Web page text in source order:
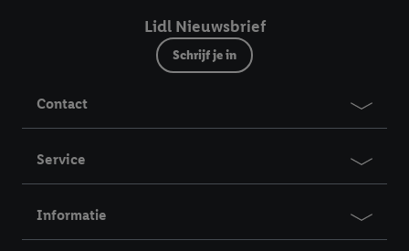
Lidl Nieuwsbrief
Schrijf je in
Contact
Service
Informatie